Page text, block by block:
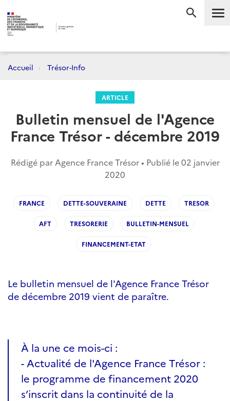
Accueil Trésor-Info
ARTICLE
Bulletin mensuel de l'Agence
France Trésor - décembre 2019
Rédigé par Agence France Trésor • Publié le02 janvier
2020
FRANCE DETTE-SOUVERAINE DETTE TRESOR
AFT TRESORERIE BULLETIN-MENSUEL
FINANCEMENT-ETAT
Le bulletin mensuel de l'Agence France Trésor
de décembre 2019 vient de paraître.
À la une ce mois-ci :
- Actualité de l'Agence France Trésor :
le programme de financement 2020
s’inscrit dans la continuité de la